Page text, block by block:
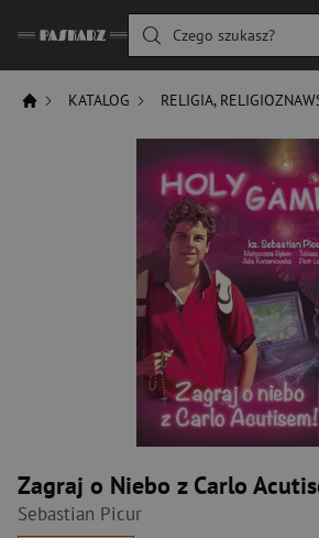
Czego szukasz?
KATALOG RELIGIA,
Zagraj o Niebo z Carlo
Sebastian Picur